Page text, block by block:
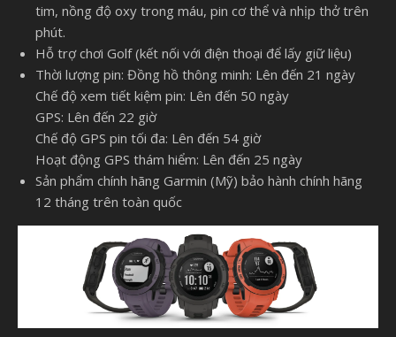
tim, nồng độ oxy trong máu, pin cơ thể và nhịp thở trên
phút.
Hỗ trợ chơi Golf (kết nối với điện thoại để lấy giữ liệu)
Thời lượng pin: Đồng hồ thông minh: Lên đến 21 ngày
Chế độ xem tiết kiệm pin: Lên đến 50 ngày
GPS: Lên đến 22 giờ
Chế độ GPS pin tối đa: Lên đến 54 giờ
Hoạt động GPS thám hiểm: Lên đến 25 ngày
Sản phẩm chính hãng Garmin (Mỹ) bảo hành chính hãng
12 tháng trên toàn quốc